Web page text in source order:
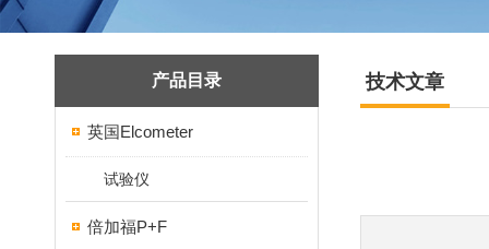
产品目录
英国Elcometer
试验仪
倍加福P+F
技术文章